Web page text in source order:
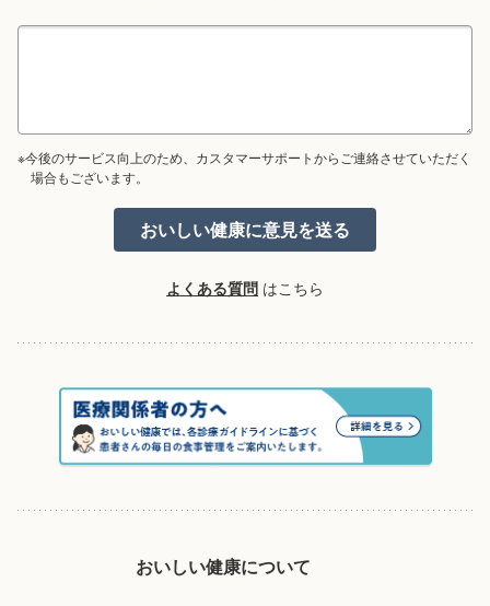
※今後のサービス向上のため、カスタマーサポートからご連絡させていただく
場合もございます。
よくある質問 はこちら
おいしい健康について